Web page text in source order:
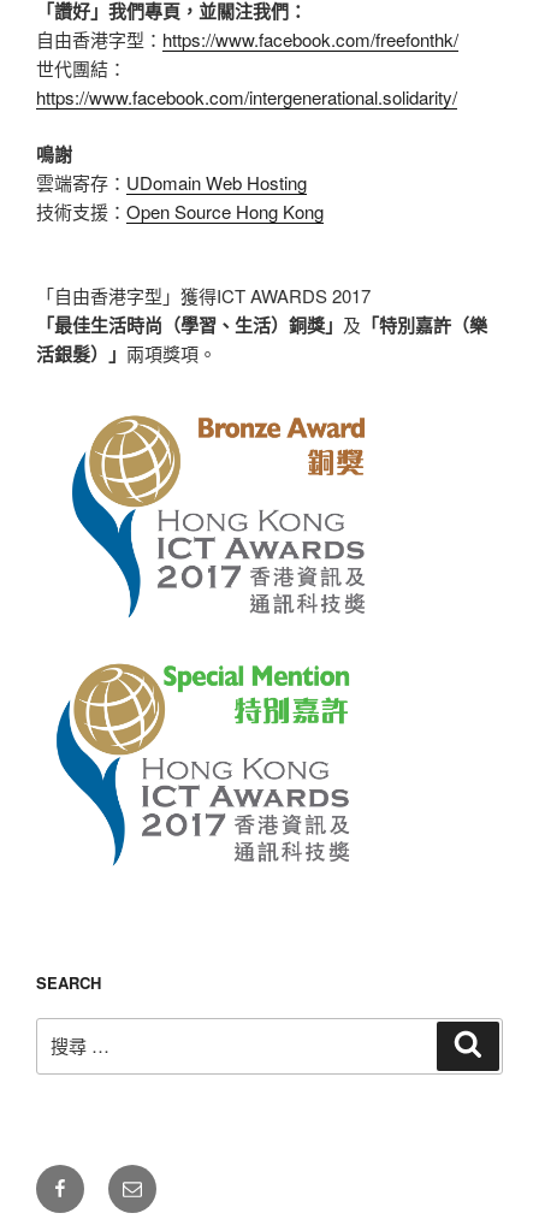
「讚好」我們專頁，並關注我們：
自由香港字型： https://www.facebook.com/freefonthk/
世代團結：
https://www.facebook.com/intergenerational.solidarity/
鳴謝
雲端寄存： UDomain Web Hosting
技術支援： Open Source Hong Kong
「自由香港字型」獲得ICT AWARDS 2017
「最佳生活時尚（學習、生活）銅獎」 及 「特別嘉許（樂
活銀髮）」 兩項獎項。
SEARCH
尋：
自
由
電
郵